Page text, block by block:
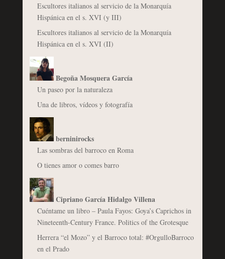
Escultores italianos al servicio de la Monarquía
Hispánica en el s. XVI (y III)
Escultores italianos al servicio de la Monarquía
Hispánica en el s. XVI (II)
Begoña Mosquera García
Un paseo por la naturaleza
Una de libros, vídeos y fotografía
berninirocks
Las sombras del barroco en Roma
O tienes amor o comes barro
Cipriano García Hidalgo Villena
Cuéntame un libro – Paula Fayos: Goya’s Caprichos in
Nineteenth-Century France. Politics of the Grotesque
Herrera “el Mozo” y el Barroco total: #OrgulloBarroco
en el Prado